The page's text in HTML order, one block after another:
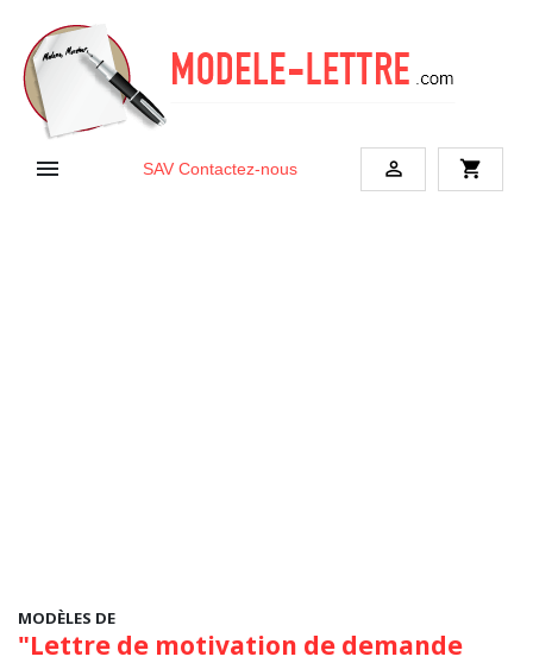
 SAV Contactez-nous  shopping_cart
MODÈLES DE
"Lettre de motivation de demande